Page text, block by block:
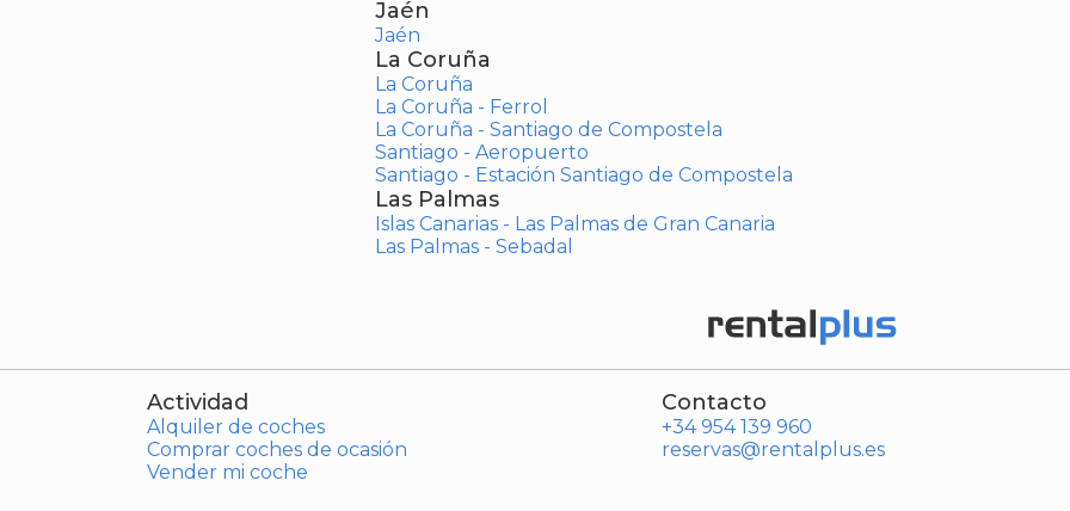
Jaén
Jaén
La Coruña
La Coruña
La Coruña - Ferrol
La Coruña - Santiago de Compostela
Santiago - Aeropuerto
Santiago - Estación Santiago de Compostela
Las Palmas
Islas Canarias - Las Palmas de Gran Canaria
Las Palmas - Sebadal
Actividad
Alquiler de coches
Comprar coches de ocasión
Vender mi coche
Contacto
+34 954 139 960
reservas@rentalplus.es